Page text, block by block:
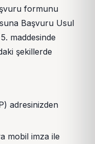
formunu
Başvuru Usul
maddesinde
şekillerde
adresinizden
mobil imza ile